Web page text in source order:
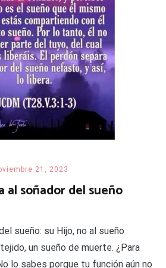
21, 2023
al soñador del sueño
sueño: su Hijo, no al sueño
un sueño de muerte. ¿Para
lo sabes porque tu función aún no